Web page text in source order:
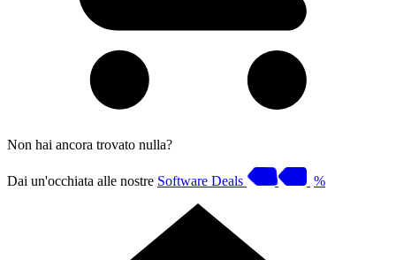
Non hai ancora trovato nulla?
Dai un'occhiata alle nostre Software Deals %